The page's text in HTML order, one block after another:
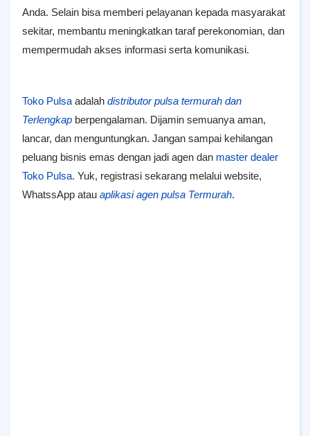
Anda. Selain bisa memberi pelayanan kepada masyarakat
sekitar, membantu meningkatkan taraf perekonomian, dan
mempermudah akses informasi serta komunikasi.
Toko Pulsa adalah distributor pulsa termurah dan
Terlengkap berpengalaman. Dijamin semuanya aman,
lancar, dan menguntungkan. Jangan sampai kehilangan
peluang bisnis emas dengan jadi agen dan master dealer
Toko Pulsa. Yuk, registrasi sekarang melalui website,
WhatssApp atau aplikasi agen pulsa Termurah.